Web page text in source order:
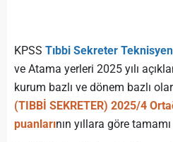
KPSS Tıbbi Sekreter
ve Atama yerleri 2025 yılı
kurum bazlı ve dönem bazlı
(TIBBİ SEKRETER) 2025/4
puanlarının yıllara göre